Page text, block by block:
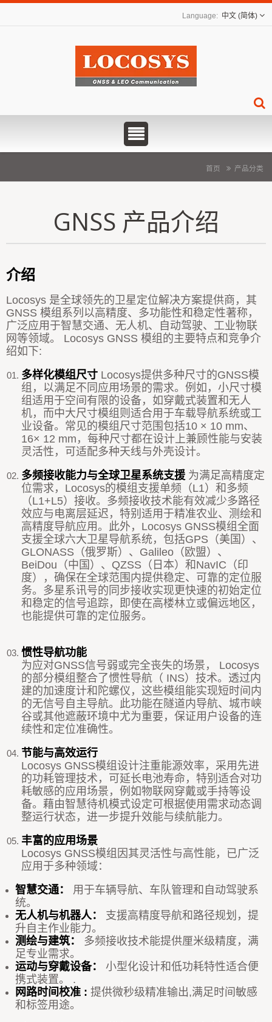
中文 (简体)
首页 产品分类
GNSS 产品介绍
介绍
Locosys 是全球领先的卫星定位解决方案提供商，其
GNSS 模组系列以高精度、多功能性和稳定性著称，
广泛应用于智慧交通、无人机、自动驾驶、工业物联
网等领域。 Locosys GNSS 模组的主要特点和竞争介
绍如下:
多样化模组尺寸 Locosys提供多种尺寸的GNSS模
组，以满足不同应用场景的需求。例如，小尺寸模
组适用于空间有限的设备，如穿戴式装置和无人
机，而中大尺寸模组则适合用于车载导航系统或工
业设备。常见的模组尺寸范围包括10 × 10 mm、
16× 12 mm，每种尺寸都在设计上兼顾性能与安装
灵活性，可适配多种天线与外壳设计。
多频接收能力与全球卫星系统支援 为满足高精度定
位需求，Locosys的模组支援单频（L1）和多频
（L1+L5）接收。多频接收技术能有效减少多路径
效应与电离层延迟，特别适用于精准农业、测绘和
高精度导航应用。此外，Locosys GNSS模组全面
支援全球六大卫星导航系统，包括GPS（美国）、
GLONASS（俄罗斯）、Galileo（欧盟）、
BeiDou（中国）、QZSS（日本）和NavIC（印
度），确保在全球范围内提供稳定、可靠的定位服
务。多星系讯号的同步接收实现更快速的初始定位
和稳定的信号追踪，即使在高楼林立或偏远地区，
也能提供可靠的定位服务。
惯性导航功能
为应对GNSS信号弱或完全丧失的场景，
Locosys
的部分模组整合了惯性导航（ INS）技术。透过内
建的加速度计和陀螺仪，这些模组能实现短时间内
的无信号自主导航。此功能在隧道内导航、城市峡
谷或其他遮蔽环境中尤为重要，保证用户设备的连
续性和定位准确性。
节能与高效运行
Locosys GNSS模组设计注重能源效率，采用先进
的功耗管理技术，可延长电池寿命，特别适合对功
耗敏感的应用场景，例如物联网穿戴或手持等设
备。藉由智慧待机模式设定可根据使用需求动态调
整运行状态，进一步提升效能与续航能力。
丰富的应用场景
Locosys GNSS模组因其灵活性与高性能，已广泛
应用于多种领域：
智慧交通： 用于车辆导航、车队管理和自动驾驶系
统。
无人机与机器人：
支援高精度导航和路径规划，提
升自主作业能力。
测绘与建筑：
多频接收技术能提供厘米级精度，满
足专业需求。
运动与穿戴设备：
小型化设计和低功耗特性适合便
携式装置。 .
网路时间校准 : 提供微秒级精准输出,满足时间敏感
和标签用途。